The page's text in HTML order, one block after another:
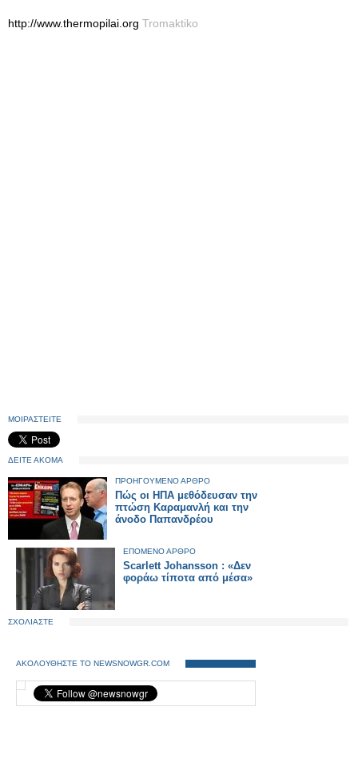
http://www.thermopilai.org Tromaktiko
ΜΟΙΡΑΣΤΕΙΤΕ
ΔΕΙΤΕ ΑΚΟΜΑ
ΠΡΟΗΓΟΥΜΕΝΟ ΑΡΘΡΟ
Πώς οι ΗΠΑ μεθόδευσαν την
πτώση Καραμανλή και την
άνοδο Παπανδρέου
ΕΠΟΜΕΝΟ ΑΡΘΡΟ
Scarlett Johansson : «Δεν
φοράω τίποτα από μέσα»
ΣΧΟΛΙΑΣΤΕ
ΑΚΟΛΟΥΘΗΣΤΕ ΤΟ NEWSNOWGR.COM